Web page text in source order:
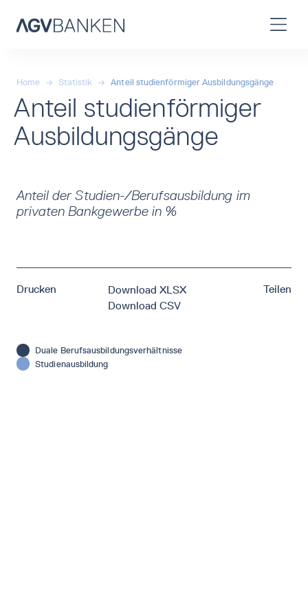
Home → Statistik → Anteil studienförmiger Ausbildungsgänge
Anteil studienförmiger
Ausbildungsgänge
Anteil der Studien-/Berufsausbildung im
privaten Bankgewerbe in %
Drucken
Download XLSX
Download CSV
Teilen
Duale Berufsausbildungsverhältnisse
Studienausbildung